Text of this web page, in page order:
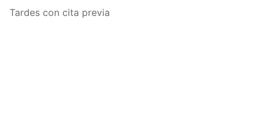
Tardes con cita previa